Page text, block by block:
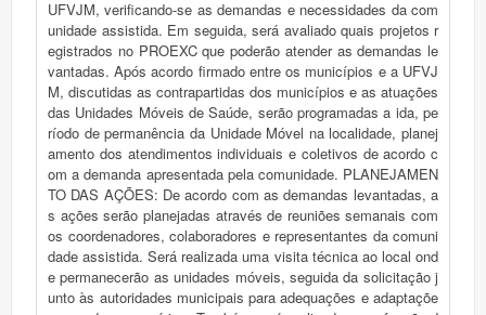
UFVJM, verificando-se as demandas e necessidades da com
unidade assistida. Em seguida, será avaliado quais projetos r
egistrados no PROEXC que poderão atender as demandas le
vantadas. Após acordo firmado entre os municípios e a UFVJ
M, discutidas as contrapartidas dos municípios e as atuações
das Unidades Móveis de Saúde, serão programadas a ida, pe
ríodo de permanência da Unidade Móvel na localidade, planej
amento dos atendimentos individuais e coletivos de acordo c
om a demanda apresentada pela comunidade. PLANEJAMEN
TO DAS AÇÕES: De acordo com as demandas levantadas, a
s ações serão planejadas através de reuniões semanais com
os coordenadores, colaboradores e representantes da comuni
dade assistida. Será realizada uma visita técnica ao local ond
e permanecerão as unidades móveis, seguida da solicitação j
unto às autoridades municipais para adequações e adaptaçõe